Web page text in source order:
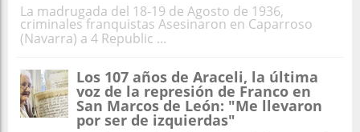
La madrugada del 18-19 de Agosto de 1936,
criminales franquistas Asesinaron en Caparroso
(Navarra) a 4 Republic ...
Los 107 años de Araceli, la última
voz de la represión de Franco en
San Marcos de León: "Me llevaron
por ser de izquierdas"